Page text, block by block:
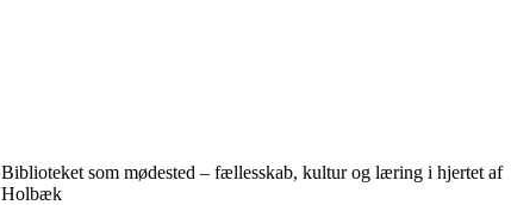
Biblioteket som mødested – fællesskab, kultur og læring i hjertet af
Holbæk